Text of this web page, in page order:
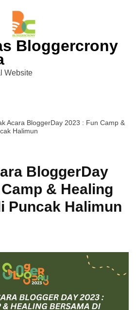
Bloggercrony
Website
Acara BloggerDay 2023 : Fun Camp &
Halimun
BloggerDay
& Healing
Puncak Halimun